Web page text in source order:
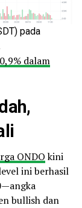
pada
dalam
ONDOkini
ini berhasil
bullish dan